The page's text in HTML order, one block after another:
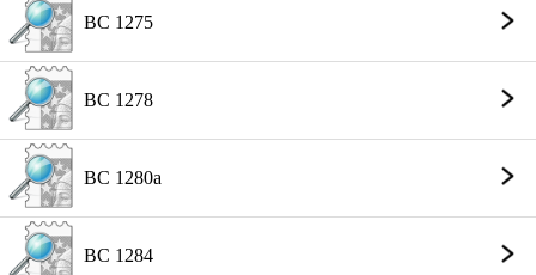
BC 1275
BC 1278
BC 1280a
BC 1284